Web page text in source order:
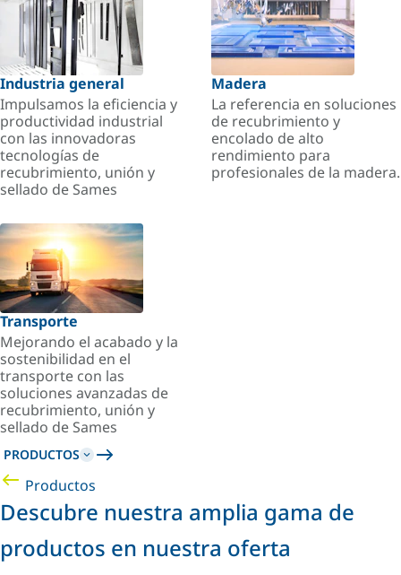
Industria general
Impulsamos la eficiencia y
productividad industrial
con las innovadoras
tecnologías de
recubrimiento, unión y
sellado de Sames
Madera
La referencia en soluciones
de recubrimiento y
encolado de alto
rendimiento para
profesionales de la madera.
Transporte
Mejorando el acabado y la
sostenibilidad en el
transporte con las
soluciones avanzadas de
recubrimiento, unión y
sellado de Sames
PRODUCTOS
Productos
Descubre nuestra amplia gama de
productos en nuestra oferta